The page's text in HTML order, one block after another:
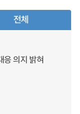
전체
응 의지 밝혀